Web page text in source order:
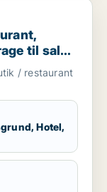
hotel
til salg i
/ restaurant
Hotel,